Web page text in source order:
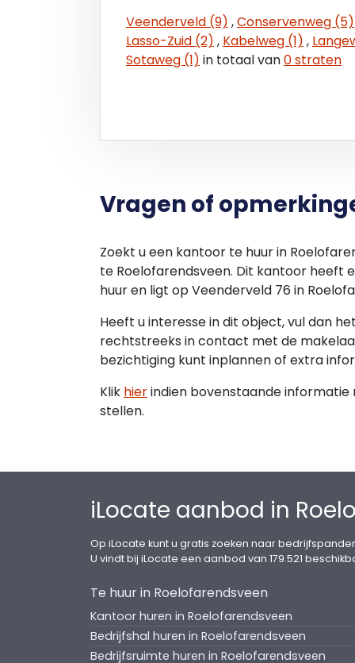
Veenderveld (9) ,Conservenweg (5)
Lasso-Zuid (2) , Kabelweg (1) ,
Sotaweg (1) in totaal van0 straten
Vragen of
Zoekt u een kantoor te huur in
te Roelofarendsveen. Dit kantoor heeft
huur en ligt op Veenderveld 76 in
Heeft u interesse in dit object, vul dan
rechtstreeks in contact met de
bezichtiging kunt inplannen of extra
Klik hierindien bovenstaande informatie
stellen.
iLocate aanbod in
Op iLocate kunt u gratis zoeken naar
U vindt bij iLocate een aanbod van 179.521
Te huur in Roelofarendsveen
Kantoor huren in Roelofarendsveen
Bedrijfshal huren in Roelofarendsveen
Bedrijfsruimte huren in Roelofarendsveen